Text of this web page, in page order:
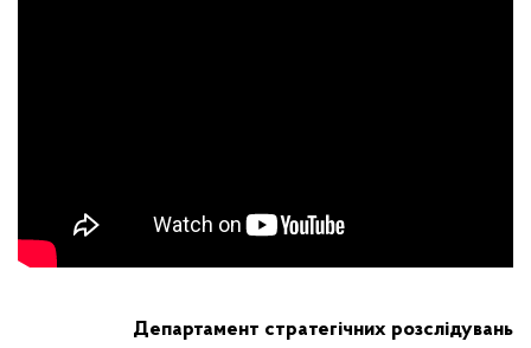
Департамент стратегічних розслідувань